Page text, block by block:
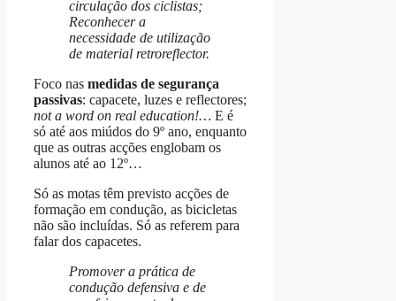
circulação dos ciclistas;
Reconhecer a
necessidade de utilização
de material retroreflector.
Foco nas medidas de segurança
passivas: capacete, luzes e reflectores;
not a word on real education!… E é
só até aos miúdos do 9º ano, enquanto
que as outras acções englobam os
alunos até ao 12º…
Só as motas têm previsto acções de
formação em condução, as bicicletas
não são incluídas. Só as referem para
falar dos capacetes.
Promover a prática de
condução defensiva e de